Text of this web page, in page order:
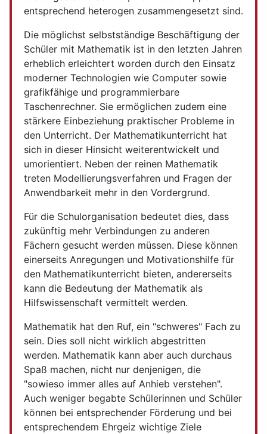
entsprechend heterogen zusammengesetzt sind.
Die möglichst selbstständige Beschäftigung der
Schüler mit Mathematik ist in den letzten Jahren
erheblich erleichtert worden durch den Einsatz
moderner Technologien wie Computer sowie
grafikfähige und programmierbare
Taschenrechner. Sie ermöglichen zudem eine
stärkere Einbeziehung praktischer Probleme in
den Unterricht. Der Mathematikunterricht hat
sich in dieser Hinsicht weiterentwickelt und
umorientiert. Neben der reinen Mathematik
treten Modellierungsverfahren und Fragen der
Anwendbarkeit mehr in den Vordergrund.
Für die Schulorganisation bedeutet dies, dass
zukünftig mehr Verbindungen zu anderen
Fächern gesucht werden müssen. Diese können
einerseits Anregungen und Motivationshilfe für
den Mathematikunterricht bieten, andererseits
kann die Bedeutung der Mathematik als
Hilfswissenschaft vermittelt werden.
Mathematik hat den Ruf, ein "schweres" Fach zu
sein. Dies soll nicht wirklich abgestritten
werden. Mathematik kann aber auch durchaus
Spaß machen, nicht nur denjenigen, die
"sowieso immer alles auf Anhieb verstehen".
Auch weniger begabte Schülerinnen und Schüler
können bei entsprechender Förderung und bei
entsprechendem Ehrgeiz wichtige Ziele